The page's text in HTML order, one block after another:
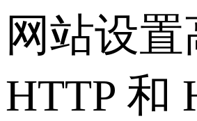
网站设
HTTP 和